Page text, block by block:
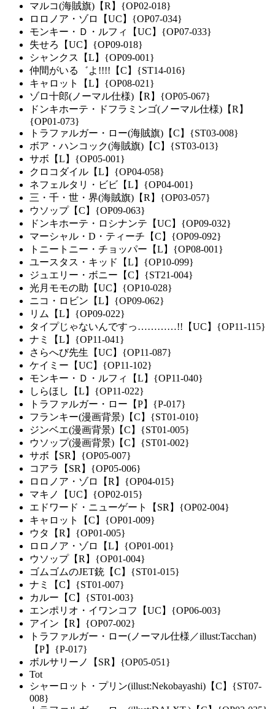
マルコ(海賊旗)【R】{OP02-018}
ロロノア・ゾロ【UC】{OP07-034}
モンキー・Ｄ・ルフィ【UC】{OP07-033}
失せろ【UC】{OP09-018}
シャンクス【L】{OP09-001}
仲間がいる゛よ!!!!【C】{ST14-016}
キャロット【L】{OP08-021}
ゾロ十郎(ノーマル仕様)【R】{OP05-067}
ドンキホーテ・ドフラミンゴ(ノーマル仕様)【R】
{OP01-073}
トラファルガー・ロー(海賊旗)【C】{ST03-008}
ボア・ハンコック(海賊旗)【C】{ST03-013}
サボ【L】{OP05-001}
クロコダイル【L】{OP04-058}
ネフェルタリ・ビビ【L】{OP04-001}
三・千・世・界(海賊旗)【R】{OP03-057}
ウソップ【C】{OP09-063}
ドンキホーテ・ロシナンテ【UC】{OP09-032}
マーシャル・D・ティーチ【C】{OP09-092}
トニートニー・チョッパー【L】{OP08-001}
ユースタス・キッド【L】{OP10-099}
ジュエリー・ボニー【C】{ST21-004}
光月モモの助【UC】{OP10-028}
ニコ・ロビン【L】{OP09-062}
リム【L】{OP09-022}
タイプじゃないんですっ…………!!【UC】{OP11-115}
ナミ【L】{OP11-041}
さらへび先生【UC】{OP11-087}
ケイミー【UC】{OP11-102}
モンキー・Ｄ・ルフィ【L】{OP11-040}
しらほし【L】{OP11-022}
トラファルガー・ロー【P】{P-017}
フランキー(漫画背景)【C】{ST01-010}
ジンベエ(漫画背景)【C】{ST01-005}
ウソップ(漫画背景)【C】{ST01-002}
サボ【SR】{OP05-007}
コアラ【SR】{OP05-006}
ロロノア・ゾロ【R】{OP04-015}
マキノ【UC】{OP02-015}
エドワード・ニューゲート【SR】{OP02-004}
キャロット【C】{OP01-009}
ウタ【R】{OP01-005}
ロロノア・ゾロ【L】{OP01-001}
ウソップ【R】{OP01-004}
ゴムゴムのJET銃【C】{ST01-015}
ナミ【C】{ST01-007}
カルー【C】{ST01-003}
エンポリオ・イワンコフ【UC】{OP06-003}
アイン【R】{OP07-002}
トラファルガー・ロー(ノーマル仕様／illust:Tacchan)
【P】{P-017}
ボルサリーノ【SR】{OP05-051}
Tot
シャーロット・プリン(illust:Nekobayashi)【C】{ST07-
008}